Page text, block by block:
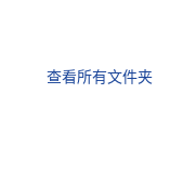
查看所有文件夹